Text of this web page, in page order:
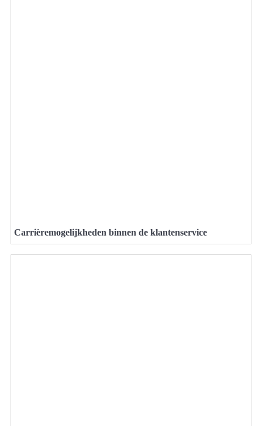
Carrièremogelijkheden binnen de klantenservice